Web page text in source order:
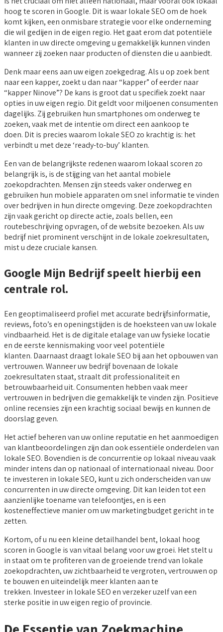
hoog te scoren in Google. Dit is waar lokale SEO om de hoek
komt kijken, een onmisbare strategie voor elke onderneming
die wil gedijen in de eigen regio. Het gaat erom dat potentiële
klanten in uw directe omgeving u gemakkelijk kunnen vinden
wanneer zij zoeken naar producten of diensten die u aanbiedt.
Denk maar eens aan uw eigen zoekgedrag. Als u op zoek bent
naar een kapper, zoekt u dan naar “kapper” of eerder naar
“kapper Ninove”? De kans is groot dat u specifiek zoekt naar
opties in uw eigen regio. Dit geldt voor miljoenen consumenten
dagelijks. Zij gebruiken hun smartphones om onderweg te
zoeken, vaak met de intentie om direct een aankoop te
doen. Dit is precies waarom lokale SEO zo krachtig is: het
verbindt u met deze ‘ready-to-buy’ klanten.
Een van de belangrijkste redenen waarom lokaal scoren zo
belangrijk is, is de stijging van het aantal mobiele
zoekopdrachten. Mensen zijn steeds vaker onderweg en
gebruiken hun mobiele apparaten om snel informatie te vinden
over bedrijven in hun directe omgeving. Deze zoekopdrachten
zijn vaak gericht op directe actie, zoals bellen, een
routebeschrijving opvragen, of de website bezoeken. Als uw
bedrijf niet prominent verschijnt in de lokale zoekresultaten,
mist u deze cruciale kansen.
Google Mijn Bedrijf speelt hierbij een
centrale rol.
Een geoptimaliseerd profiel met accurate bedrijfsinformatie,
reviews, foto’s en openingstijden is de hoeksteen van uw lokale
vindbaarheid. Het is de digitale etalage van uw fysieke locatie
en de eerste kennismaking voor veel potentiële
klanten. Daarnaast draagt lokale SEO bij aan het opbouwen van
vertrouwen. Wanneer uw bedrijf bovenaan de lokale
zoekresultaten staat, straalt dit professionaliteit en
betrouwbaarheid uit. Consumenten hebben vaak meer
vertrouwen in bedrijven die gemakkelijk te vinden zijn. Positieve
online recensies zijn een krachtig sociaal bewijs en kunnen de
doorslag geven.
Het actief beheren van uw online reputatie en het aanmoedigen
van klantbeoordelingen zijn dan ook essentiële onderdelen van
lokale SEO. Bovendien is de concurrentie op lokaal niveau vaak
minder intens dan op nationaal of internationaal niveau. Door
te investeren in lokale SEO, kunt u zich onderscheiden van uw
concurrenten in uw directe omgeving. Dit kan leiden tot een
aanzienlijke toename van telefoontjes, en is een
kosteneffectieve manier om uw marketingbudget gericht in te
zetten.
Kortom, of u nu een kleine detailhandel bent, lokaal hoog
scoren in Google is van vitaal belang voor uw groei. Het stelt u
in staat om te profiteren van de groeiende trend van lokale
zoekopdrachten, uw zichtbaarheid te vergroten, vertrouwen op
te bouwen en uiteindelijk meer klanten aan te
trekken. Investeer in lokale SEO en verzeker uzelf van een
sterke positie in uw eigen regio of provincie.